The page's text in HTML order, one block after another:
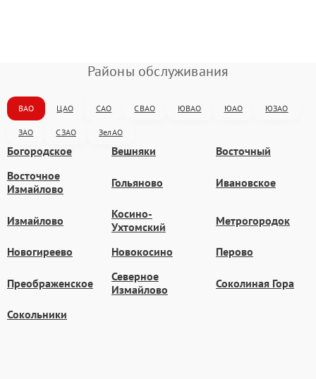
Районы обслуживания
ВАО ЦАО САО СВАО ЮВАО ЮАО ЮЗАО
ЗАО СЗАО ЗелАО
Богородское Вешняки
Восточный
Восточное
Измайлово
Гольяново Ивановское
Измайлово
Косино-
Ухтомский
Метрогородок
Новогиреево Новокосино Перово
Преображенское
Северное
Измайлово
Соколиная Гора
Сокольники